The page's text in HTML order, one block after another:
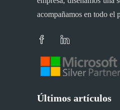
acompañamos en todo el
Últimos artículos